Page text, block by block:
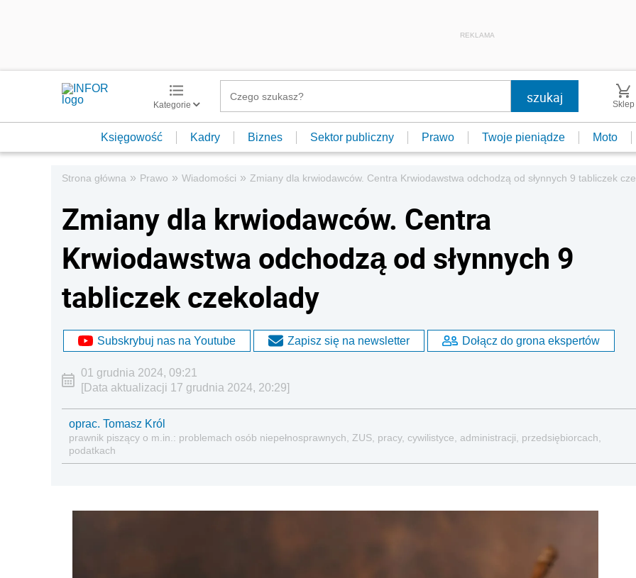
REKLAMA
Kategorie Sklep
Księgowość Kadry Biznes Sektor publiczny Prawo Twoje pieniądze Moto
Strona główna » Prawo » Wiadomości » Zmiany dla krwiodawców. Centra Krwiodawstwa odchodzą od słynnych 9 tabliczek
Zmiany dla krwiodawców. Centra
Krwiodawstwa odchodzą od słynnych 9
tabliczek czekolady
Subskrybuj nas na Youtube Zapisz się na newsletter Dołącz do grona ekspertów
01 grudnia 2024, 09:21
[Data aktualizacji 17 grudnia 2024, 20:29]
oprac. Tomasz Król
prawnik piszący o m.in.: problemach osób niepełnosprawnych, ZUS, pracy, cywilistyce, administracji, przedsiębiorcach,
podatkach